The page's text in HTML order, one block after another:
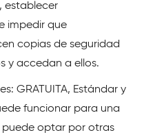
establecer
impedir que
copias de seguridad
y accedan a ellos.
GRATUITA, Estándar y
funcionar para una
optar por otras